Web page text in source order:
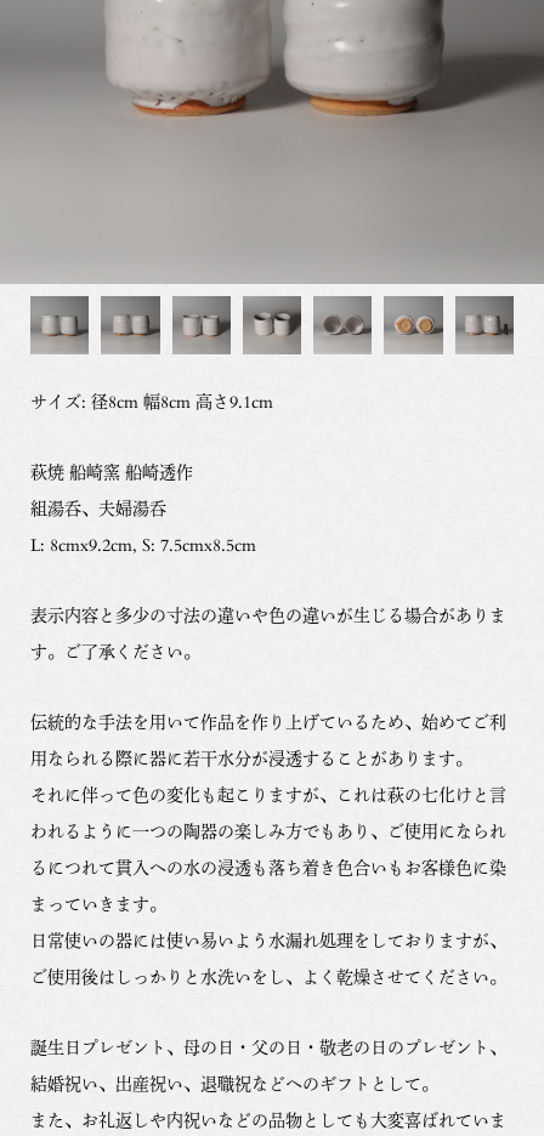
サイズ: 径8cm 幅8cm 高さ9.1cm
萩焼 船崎窯 船崎透作
組湯呑、夫婦湯呑
L: 8cmx9.2cm, S: 7.5cmx8.5cm
表示内容と多少の寸法の違いや色の違いが生じる場合がありま
す。ご了承ください。
伝統的な手法を用いて作品を作り上げているため、始めてご利
用なられる際に器に若干水分が浸透することがあります。
それに伴って色の変化も起こりますが、これは萩の七化けと言
われるように一つの陶器の楽しみ方でもあり、ご使用になられ
るにつれて貫入への水の浸透も落ち着き色合いもお客様色に染
まっていきます。
日常使いの器には使い易いよう水漏れ処理をしておりますが、
ご使用後はしっかりと水洗いをし、よく乾燥させてください。
誕生日プレゼント、母の日・父の日・敬老の日のプレゼント、
結婚祝い、出産祝い、退職祝などへのギフトとして。
また、お礼返しや内祝いなどの品物としても大変喜ばれていま